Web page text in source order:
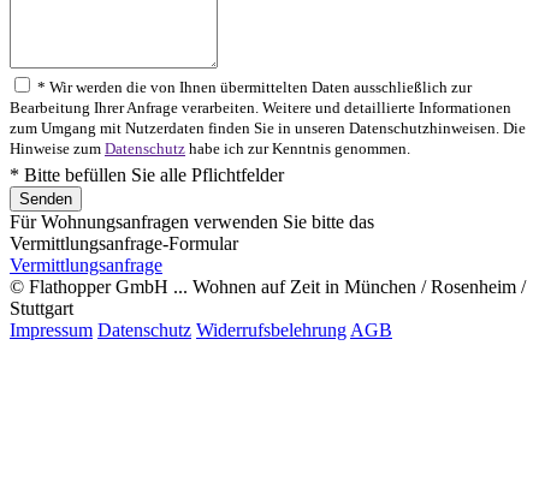
* Wir werden die von Ihnen übermittelten Daten ausschließlich zur
Bearbeitung Ihrer Anfrage verarbeiten. Weitere und detaillierte Informationen
zum Umgang mit Nutzerdaten finden Sie in unseren Datenschutzhinweisen. Die
Hinweise zum Datenschutz habe ich zur Kenntnis genommen.
* Bitte befüllen Sie alle Pflichtfelder
Für Wohnungsanfragen verwenden Sie bitte das
Vermittlungsanfrage-Formular
Vermittlungsanfrage
© Flathopper GmbH ... Wohnen auf Zeit in München / Rosenheim /
Stuttgart
Impressum Datenschutz Widerrufsbelehrung AGB